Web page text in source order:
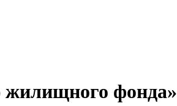
фонда»